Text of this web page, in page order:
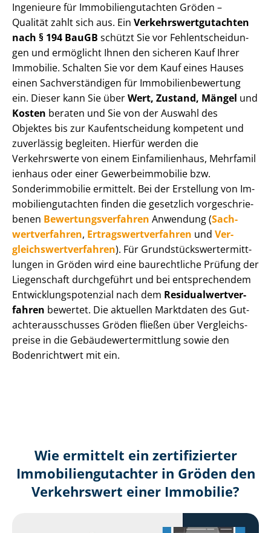
Ingenieure für Im­mo­bi­li­en­gut­ach­ten Gröden –
Qualität zahlt sich aus. Ein Ver­kehrs­wert­gut­ach­ten
nach § 194 BauGB schützt Sie vor Fehl­ent­schei­dun­
gen und ermöglicht Ihnen den sicheren Kauf Ihrer
Immobilie. Schalten Sie vor dem Kauf eines Hauses
einen Sach­ver­stän­di­gen für Im­mo­bi­li­en­be­wer­tung
ein. Dieser kann Sie überWert, Zustand, Mängel und
Kosten beraten und Sie von der Auswahl des
Objektes bis zur Kauf­ent­schei­dung kompetent und
zuverlässig begleiten. Hierfür werden die
Verkehrswerte von einem Einfamilienhaus, Mehr­fa­mi­l
i­en­haus oder einer Ge­wer­be­im­mo­bi­lie bzw.
Sonderimmobilie ermittelt. Bei der Erstellung von Im­
mo­bi­li­en­gut­ach­ten finden die gesetzlich vor­ge­schrie­
be­nen Be­wer­tungs­ver­fah­ren Anwendung (Sach­
wert­ver­fah­ren, Er­trags­wert­ver­fah­ren und Ver­
gleichs­wert­ver­fah­ren). Für Grund­stücks­wert­ermitt­
lun­gen in Gröden wird eine baurechtliche Prüfung der
Liegenschaft durchgeführt und bei entsprechendem
Ent­wick­lungs­po­ten­zi­al nach dem Re­si­du­al­wert­ver­
fah­ren bewertet. Die aktuellen Marktdaten des Gut­
ach­ter­aus­schus­ses Gröden fließen über Ver­gleichs­
prei­se in die Ge­bäu­de­wert­ermitt­lung sowie den
Bodenrichtwert mit ein.
Wie ermittelt ein zertifizierter
Immobilien­gutachter in Gröden den
Verkehrswert einer Immobilie?